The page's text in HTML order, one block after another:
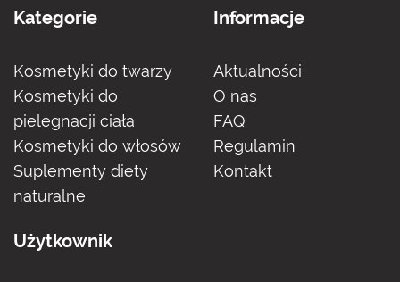
Kategorie
Kosmetyki do twarzy
Kosmetyki do
pielegnacji ciała
Kosmetyki do włosów
Suplementy diety
naturalne
Informacje
Aktualności
O nas
FAQ
Regulamin
Kontakt
Użytkownik